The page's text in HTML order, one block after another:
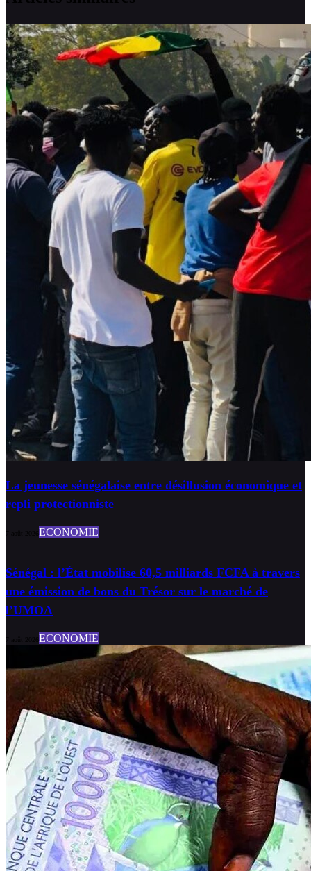
La jeunesse sénégalaise entre désillusion économique et
repli protectionniste
ECONOMIE
Sénégal : l’État mobilise 60,5 milliards FCFA à travers
une émission de bons du Trésor sur le marché de
l’UMOA
ECONOMIE